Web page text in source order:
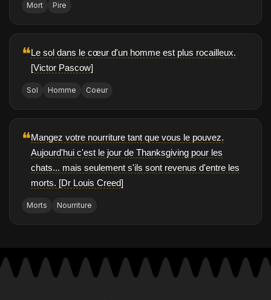
Mort Pire
❝Le sol dans le cœur d'un homme est plus rocailleux.
[Victor Pascow]
Sol Homme Coeur
❝Mangez votre nourriture tant que vous le pouvez.
Aujourd'hui c'est le jour de Thanksgiving pour les
chats... mais seulement s'ils sont revenus d'entre les
morts. [Dr Louis Creed]
Morts Nourriture